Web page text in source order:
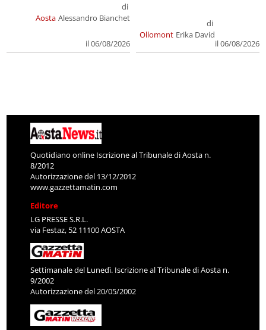
Aosta
di
Alessandro Bianchet
il 06/08/2026
Ollomont
di
Erika David
il 06/08/2026
Quotidiano online Iscrizione al Tribunale di Aosta n.
8/2012
Autorizzazione del 13/12/2012
www.gazzettamatin.com
Editore
LG PRESSE S.R.L.
via Festaz, 52 11100 AOSTA
Settimanale del Lunedì. Iscrizione al Tribunale di Aosta n.
9/2002
Autorizzazione del 20/05/2002